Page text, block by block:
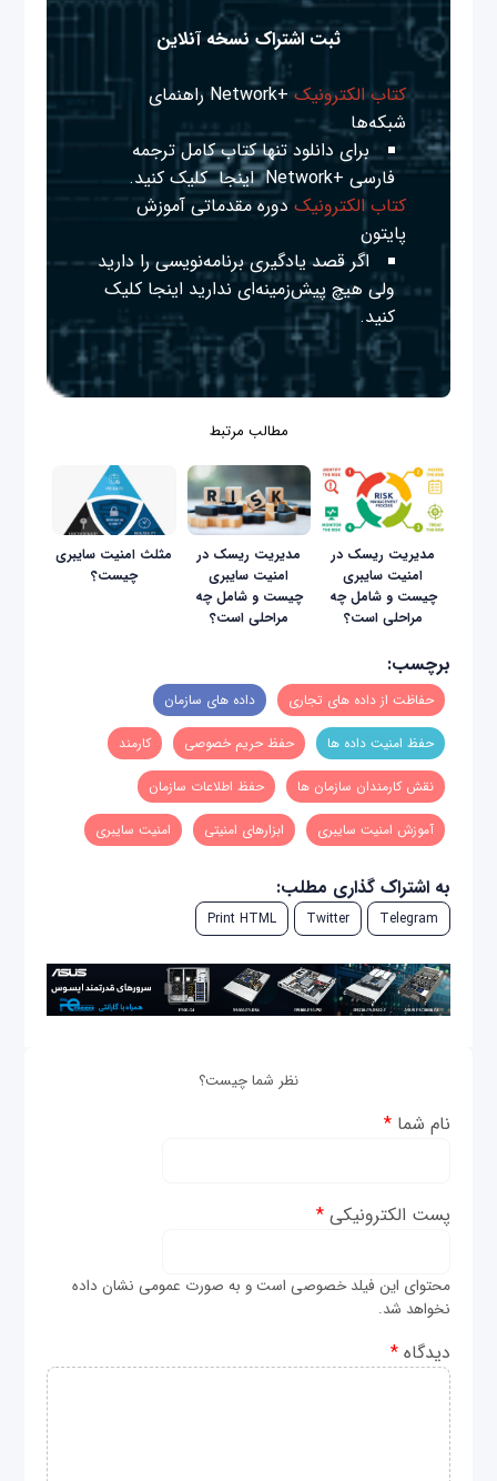
ثبت اشتراک نسخه آنلاین
کتاب الکترونیک
+Network راهنمای
شبکه‌ها
برای دانلود تنها کتاب کامل ترجمه
فارسی +Network
اینجا کلیک کنید.
کتاب الکترونیک دوره مقدماتی آموزش
پایتون
اگر قصد یادگیری برنامه‌نویسی را دارید
ولی هیچ پیش‌زمینه‌ای نداریداینجا کلیک
کنید.
مطالب مرتبط
مدیریت ریسک در
امنیت سایبری
چیست و شامل چه
مراحلی است؟
مدیریت ریسک در
امنیت سایبری
چیست و شامل چه
مراحلی است؟
مثلث امنیت سایبری
چیست؟
برچسب:
حفاظت از داده های تجاری داده های سازمان
حفظ امنیت داده ها حفظ حريم خصوصی کارمند
نقش کارمندان سازمان ها حفظ اطلاعات سازمان
آموزش امنیت سایبری ابزارهای امنیتی امنیت سایبری
به اشتراک گذاری مطلب:
Telegram
Twitter
Print HTML
نظر شما چیست؟
نام شما*
پست الکترونیکی*
محتوای این فیلد خصوصی است و به صورت عمومی نشان داده
نخواهد شد.
دیدگاه*